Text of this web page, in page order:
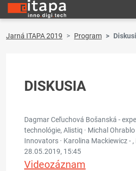
Jarná ITAPA 2019 Program
DISKUSIA
Dagmar Ceľuchová Bošanská -
technológie, Alistiq · Michal
Innovators · Karolina Mackiewicz - ,
28.05.2019, 15:45
Videozáznam